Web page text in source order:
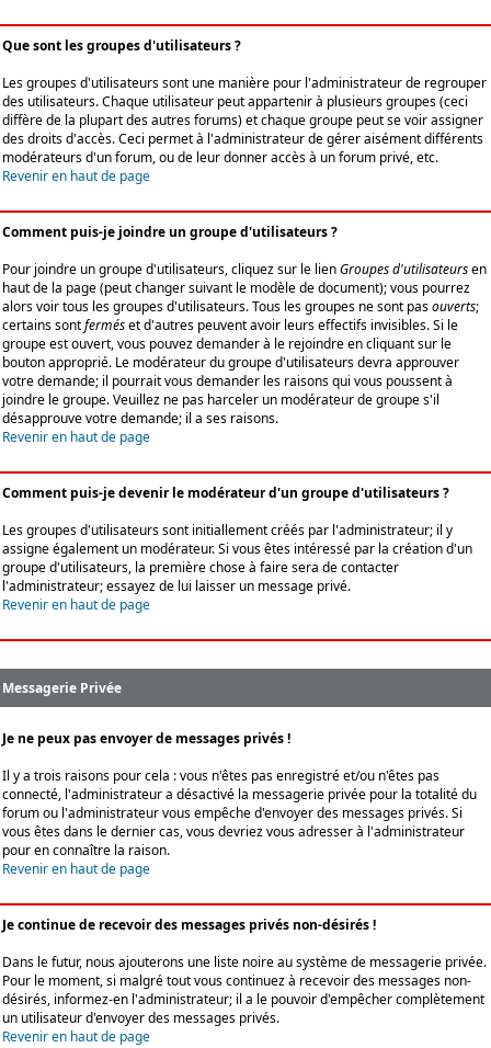
Que sont les groupes d'utilisateurs ?
Les groupes d'utilisateurs sont une manière pour l'administrateur de regrouper
des utilisateurs. Chaque utilisateur peut appartenir à plusieurs groupes (ceci
diffère de la plupart des autres forums) et chaque groupe peut se voir assigner
des droits d'accès. Ceci permet à l'administrateur de gérer aisément différents
modérateurs d'un forum, ou de leur donner accès à un forum privé, etc.
Revenir en haut de page
Comment puis-je joindre un groupe d'utilisateurs ?
Pour joindre un groupe d'utilisateurs, cliquez sur le lienGroupes d'utilisateursen
haut de la page (peut changer suivant le modèle de document); vous pourrez
alors voir tous les groupes d'utilisateurs. Tous les groupes ne sont pasouverts;
certains sontferméset d'autres peuvent avoir leurs effectifs invisibles. Si le
groupe est ouvert, vous pouvez demander à le rejoindre en cliquant sur le
bouton approprié. Le modérateur du groupe d'utilisateurs devra approuver
votre demande; il pourrait vous demander les raisons qui vous poussent à
joindre le groupe. Veuillez ne pas harceler un modérateur de groupe s'il
désapprouve votre demande; il a ses raisons.
Revenir en haut de page
Comment puis-je devenir le modérateur d'un groupe d'utilisateurs ?
Les groupes d'utilisateurs sont initiallement créés par l'administrateur; il y
assigne également un modérateur. Si vous êtes intéressé par la création d'un
groupe d'utilisateurs, la première chose à faire sera de contacter
l'administrateur; essayez de lui laisser un message privé.
Revenir en haut de page
Messagerie Privée
Je ne peux pas envoyer de messages privés !
Il y a trois raisons pour cela : vous n'êtes pas enregistré et/ou n'êtes pas
connecté, l'administrateur a désactivé la messagerie privée pour la totalité du
forum ou l'administrateur vous empêche d'envoyer des messages privés. Si
vous êtes dans le dernier cas, vous devriez vous adresser à l'administrateur
pour en connaître la raison.
Revenir en haut de page
Je continue de recevoir des messages privés non-désirés !
Dans le futur, nous ajouterons une liste noire au système de messagerie privée.
Pour le moment, si malgré tout vous continuez à recevoir des messages non-
désirés, informez-en l'administrateur; il a le pouvoir d'empêcher complètement
un utilisateur d'envoyer des messages privés.
Revenir en haut de page